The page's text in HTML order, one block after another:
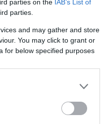
parties on the IAB’s List of
parties.
and may gather and store
You may click to grant or
for below specified purposes